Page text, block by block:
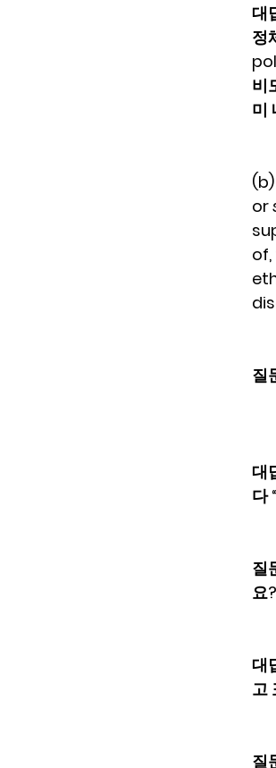
대
정
비
미
or
질
대
다
질
요?
대
고
질